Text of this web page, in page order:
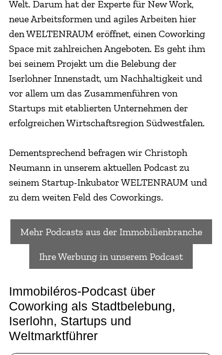
Welt. Darum hat der Experte für New Work,
neue Arbeitsformen und agiles Arbeiten hier
den WELTENRAUM eröffnet, einen Coworking
Space mit zahlreichen Angeboten. Es geht ihm
bei seinem Projekt um die Belebung der
Iserlohner Innenstadt, um Nachhaltigkeit und
vor allem um das Zusammenführen von
Startups mit etablierten Unternehmen der
erfolgreichen Wirtschaftsregion Südwestfalen.
Dementsprechend befragen wir Christoph
Neumann in unserem aktuellen Podcast zu
seinem Startup-Inkubator WELTENRAUM und
zu dem weiten Feld des Coworkings.
Mehr Podcasts aus der Immobilienbranche
Ihre Werbung in unserem Podcast
Immobiléros-Podcast über
Coworking als Stadtbelebung,
Iserlohn, Startups und
Weltmarktführer